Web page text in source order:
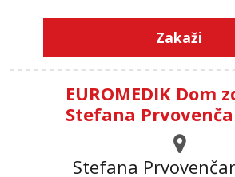
Zakaži
EUROMEDIK Dom
Stefana
Stefana